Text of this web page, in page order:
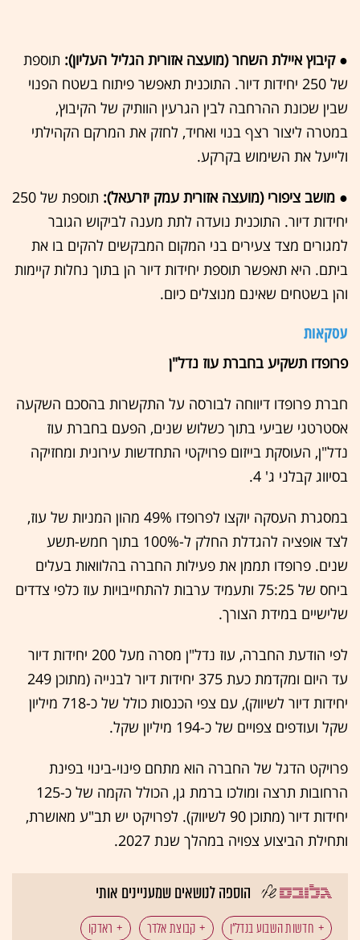
● קיבוץ איילת השחר (מועצה אזורית הגליל העליון): תוספת
של 250 יחידות דיור. התוכנית תאפשר פיתוח בשטח הפנוי
שבין שכונת ההרחבה לבין הגרעין הוותיק של הקיבוץ,
במטרה ליצור רצף בנוי ואחיד, לחזק את המרקם הקהילתי
ולייעל את השימוש בקרקע.
● מושב ציפורי (מועצה אזורית עמק יזרעאל):
תוספת של 250
יחידות דיור. התוכנית נועדה לתת מענה לביקוש הגובר
למגורים מצד צעירים בני המקום המבקשים להקים בו את
ביתם. היא תאפשר תוספת יחידות דיור הן בתוך נחלות קיימות
והן בשטחים שאינם מנוצלים כיום.
עסקאות
פרופדו תשקיע בחברת עוז נדל"ן
חברת פרופדו דיווחה לבורסה על התקשרות בהסכם השקעה
אסטרטגי שביעי בתוך כשלוש שנים, הפעם בחברת עוז
נדל"ן, העוסקת בייזום פרויקטי התחדשות עירונית ומחזיקה
בסיווג קבלני ג' 4.
במסגרת העסקה יוקצו לפרופדו 49% מהון המניות של עוז,
לצד אופציה להגדלת החלק ל-100% בתוך חמש-תשע
שנים. פרופדו תממן את פעילות החברה בהלוואות בעלים
ביחס של 75:25 ותעמיד ערבות להתחייבויות עוז כלפי צדדים
שלישיים במידת הצורך.
לפי הודעת החברה, עוז נדל"ן מסרה מעל 200 יחידות דיור
עד היום ומקדמת כעת 375 יחידות דיור לבנייה (מתוכן 249
יחידות דיור לשיווק), עם צפי הכנסות כולל של כ-718 מיליון
שקל ועודפים צפויים של כ-194 מיליון שקל.
פרויקט הדגל של החברה הוא מתחם פינוי-בינוי בפינת
הרחובות תרצה ומולכו ברמת גן, הכולל הקמה של כ-125
יחידות דיור (מתוכן 90 לשיווק). לפרויקט יש תב"ע מאושרת,
ותחילת הביצוע צפויה במהלך שנת 2027.
הוספה לנושאים שמעניינים אותי
חדשות השבוע בנדל"ן קבוצת אלדר ראדקו